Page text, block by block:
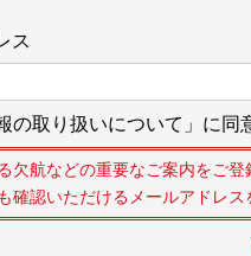
ス
の取り扱いについて」に同
欠航などの重要なご案内をご
確認いただけるメールアドレス